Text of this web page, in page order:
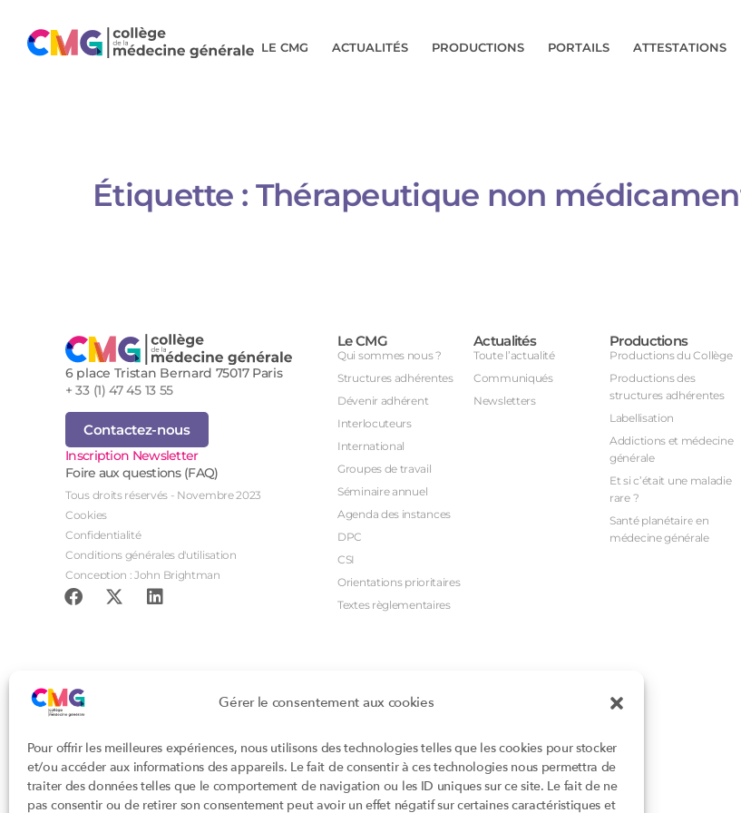
Gérer le consentement aux cookies
Pour offrir les meilleures expériences, nous utilisons des technologies telles que les cookies pour stocker
et/ou accéder aux informations des appareils. Le fait de consentir à ces technologies nous permettra de
traiter des données telles que le comportement de navigation ou les ID uniques sur ce site. Le fait de ne
pas consentir ou de retirer son consentement peut avoir un effet négatif sur certaines caractéristiques et
LE CMG ACTUALITÉS PRODUCTIONS PORTAILS ATTESTATIONS
Étiquette : Thérapeutique non
6 place Tristan Bernard 75017 Paris
+ 33 (1) 47 45 13 55
Contactez-nous
Inscription Newsletter
Foire aux questions (FAQ)
Tous droits réservés - Novembre 2023
Cookies
Confidentialité
Conditions générales d'utilisation
Conception : John Brightman
Le CMG
Qui sommes nous ?
Structures adhérentes
Dévenir adhérent
Interlocuteurs
International
Groupes de travail
Séminaire annuel
Agenda des instances
DPC
CSI
Orientations prioritaires
Textes règlementaires
Actualités
Toute l’actualité
Communiqués
Newsletters
Productions
Productions du Collège
Productions des
structures adhérentes
Labellisation
Addictions et médecine
générale
Et si c’était une maladie
rare ?
Santé planétaire en
médecine générale